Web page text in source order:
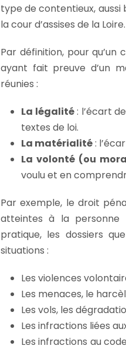
type de contentieux,
la cour d’assises de la Loire.
Par définition, pour
ayant fait preuve d’un
réunies :
La légalité: l’écart
textes de loi.
La matérialité:
La volonté (ou
voulu et en
Par exemple, le droit
atteintes à la personne
pratique, les dossiers
situations :
Les violences
Les menaces, le
Les vols, les
Les infractions liées
Les infractions au